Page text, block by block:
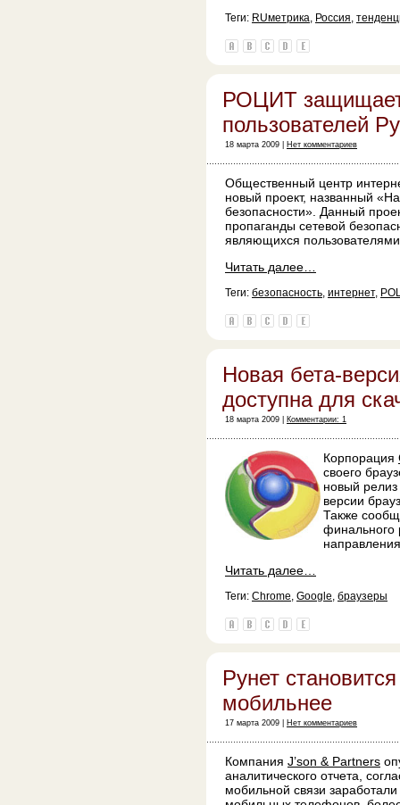
Теги: RUметрика, Россия,
РОЦИТ
пользователей
18 марта 2009 | Нет комментариев
Общественный центр
новый проект, названный
безопасности». Данный
пропаганды сетевой
являющихся
Читать далее…
Теги: безопасность, интернет,
Новая бета-
доступна для
18 марта 2009 | Комментарии: 1
Корпорация
своего
новый
версии
Также
финального
Читать далее…
Теги: Chrome, Google, браузеры
Рунет
мобильнее
17 марта 2009 | Нет комментариев
Компания J’son & Partners
аналитического отчета,
мобильной связи